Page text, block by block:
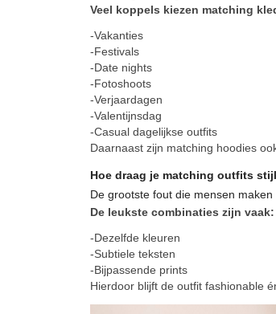
Veel koppels kiezen matching
-Vakanties
-Festivals
-Date nights
-Fotoshoots
-Verjaardagen
-Valentijnsdag
-Casual dagelijkse outfits
Daarnaast zijn matching hoodies
Hoe draag je matching outfits
De grootste fout die mensen
De leukste combinaties zijn vaak:
-Dezelfde kleuren
-Subtiele teksten
-Bijpassende prints
Hierdoor blijft de outfit fashionable